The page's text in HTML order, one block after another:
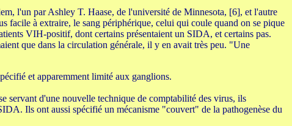
l'un par Ashley T. Haase, de l'université de Minnesota, [6], et l'autre
facile à extraire, le sang périphérique, celui qui coule quand on se pique
VIH-positif, dont certains présentaient un SIDA, et certains pas.
que dans la circulation générale, il y en avait très peu. "Une
et apparemment limité aux ganglions.
servant d'une nouvelle technique de comptabilité des virus, ils
Ils ont aussi spécifié un mécanisme "couvert" de la pathogenèse du